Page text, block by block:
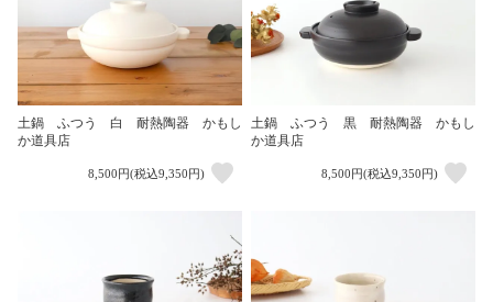
土鍋 ふつう 白 耐熱陶器 かもし
か道具店
8,500円(税込9,350円)
土鍋 ふつう 黒 耐熱陶器 かもし
か道具店
8,500円(税込9,350円)